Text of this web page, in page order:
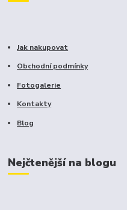
Jak nakupovat
Obchodní podmínky
Fotogalerie
Kontakty
Blog
Nejčtenější na blogu